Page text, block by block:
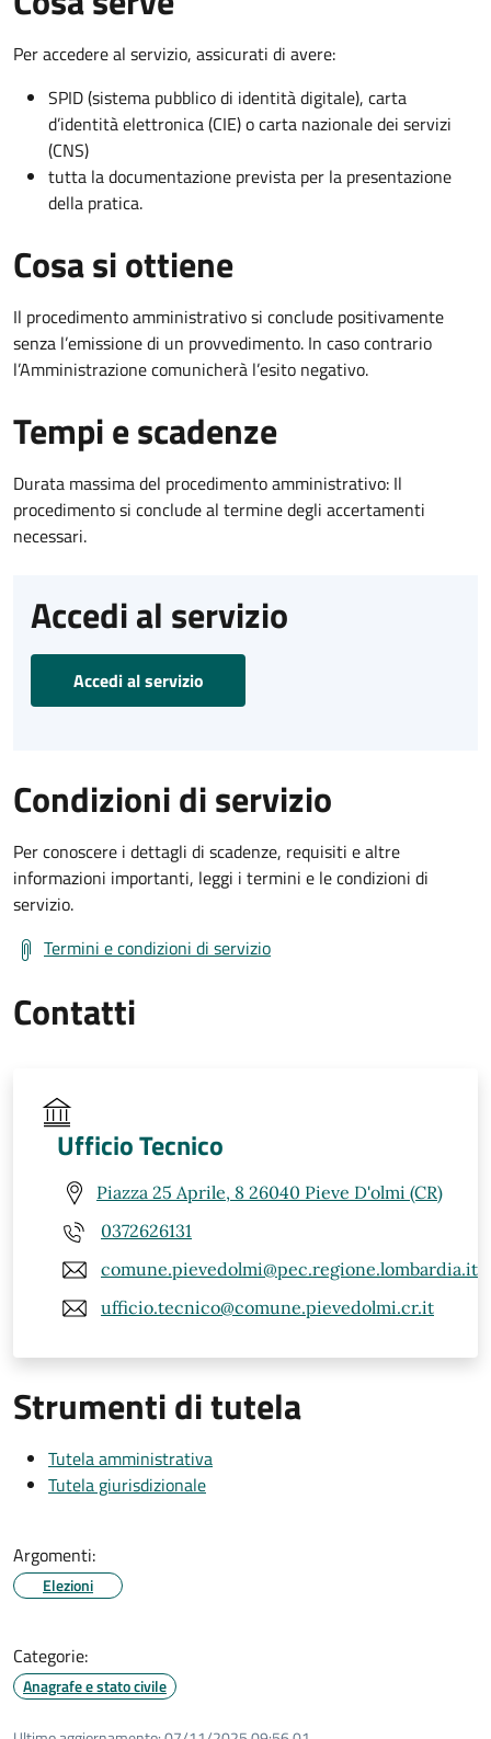
Per accedere al servizio, assicurati di avere:
SPID (sistema pubblico di identità digitale), carta
d’identità elettronica (CIE) o carta nazionale dei servizi
(CNS)
tutta la documentazione prevista per la presentazione
della pratica.
Cosa si ottiene
Il procedimento amministrativo si conclude positivamente
senza l’emissione di un provvedimento. In caso contrario
l’Amministrazione comunicherà l’esito negativo.
Tempi e scadenze
Durata massima del procedimento amministrativo: Il
procedimento si conclude al termine degli accertamenti
necessari.
Accedi al servizio
Accedi al servizio
Condizioni di servizio
Per conoscere i dettagli di scadenze, requisiti e altre
informazioni importanti, leggi i termini e le condizioni di
servizio.
Termini e condizioni di servizio
Contatti
Ufficio Tecnico
Piazza 25 Aprile, 8 26040 Pieve D'olmi (CR)
0372626131
comune.pievedolmi@pec.regione.lombardia.it
ufficio.tecnico@comune.pievedolmi.cr.it
Strumenti di tutela
Tutela amministrativa
Tutela giurisdizionale
Argomenti:
Elezioni
Categorie:
Anagrafe e stato civile